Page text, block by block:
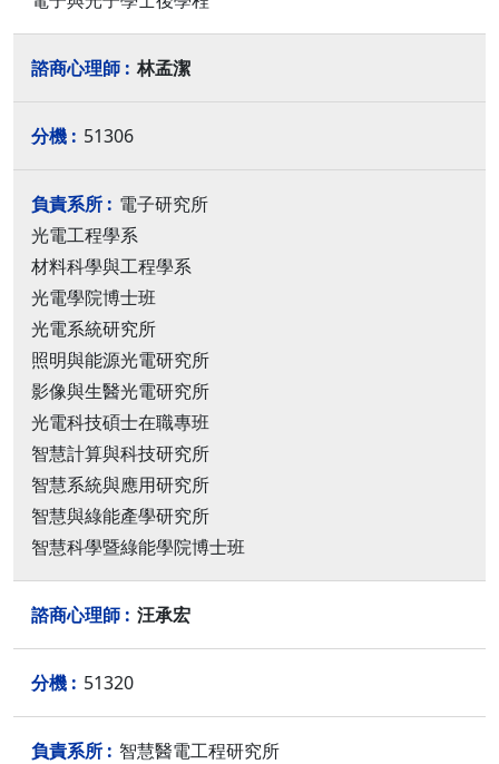
林孟潔
51306
電子研究所
光電工程學系
材料科學與工程學系
光電學院博士班
光電系統研究所
照明與能源光電研究所
影像與生醫光電研究所
光電科技碩士在職專班
智慧計算與科技研究所
智慧系統與應用研究所
智慧與綠能產學研究所
智慧科學暨綠能學院博士班
汪承宏
51320
智慧醫電工程研究所